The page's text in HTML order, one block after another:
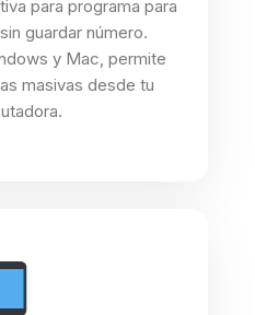
para programa para
guardar número.
y Mac, permite
masivas desde tu